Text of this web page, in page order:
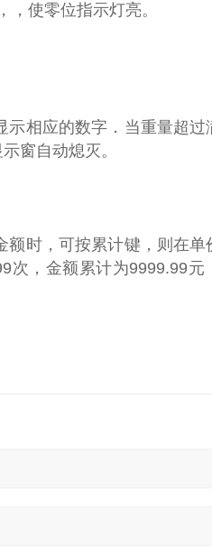
使零位指示灯亮。
相应的数字．当重量超过
窗自动熄灭。
时，可按累计键，则在单
次，金额累计为9999.99元